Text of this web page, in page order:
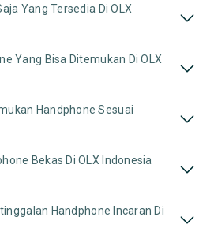
Yang Tersedia Di OLX
Yang Bisa Ditemukan Di OLX
Handphone Sesuai
Bekas Di OLX Indonesia
Handphone Incaran Di